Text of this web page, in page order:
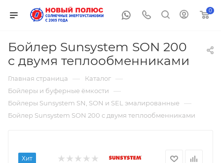
0
Бойлер Sunsystem SON 200
с двумя теплообменниками
Главная страница — Каталог —
Бойлеры и буферные ёмкости —
Бойлеры Sunsystem SN, SON и SEL эмалированные —
Бойлер Sunsystem SON 200 с двумя теплообменниками
Хит